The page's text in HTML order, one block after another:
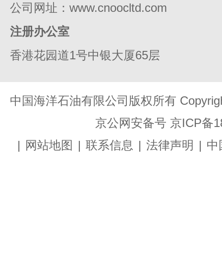
公司网址：www.cnoocltd.com
注册办公室
香港花园道1号中银大厦65层
中国海洋石油有限公司版权所有
京公网安备号 京ICP备
| 网站地图 | 联系信息 | 法律声明 | 中